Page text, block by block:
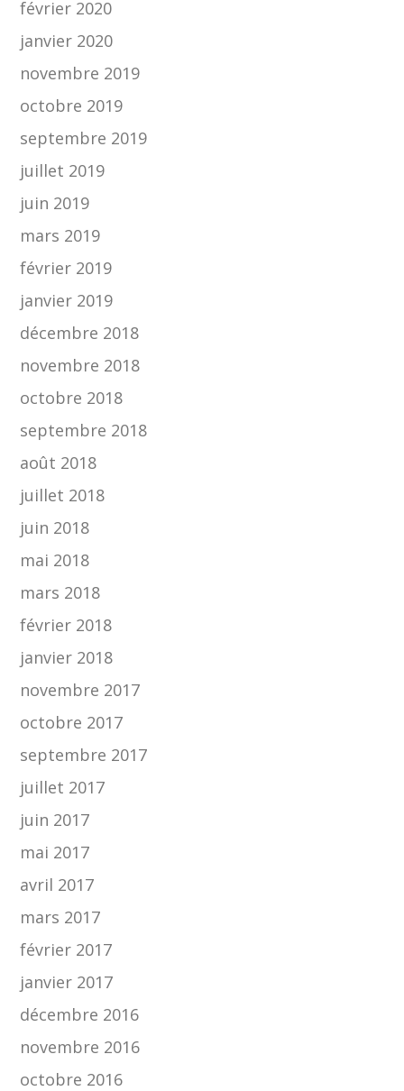
février 2020
janvier 2020
novembre 2019
octobre 2019
septembre 2019
juillet 2019
juin 2019
mars 2019
février 2019
janvier 2019
décembre 2018
novembre 2018
octobre 2018
septembre 2018
août 2018
juillet 2018
juin 2018
mai 2018
mars 2018
février 2018
janvier 2018
novembre 2017
octobre 2017
septembre 2017
juillet 2017
juin 2017
mai 2017
avril 2017
mars 2017
février 2017
janvier 2017
décembre 2016
novembre 2016
octobre 2016